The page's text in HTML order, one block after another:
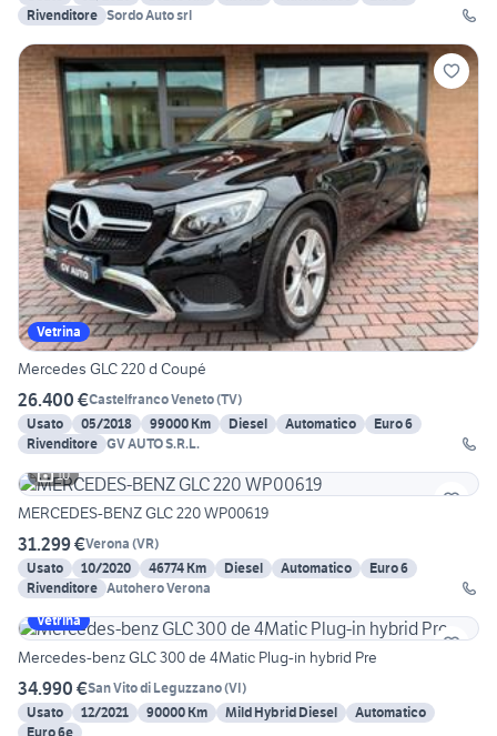
Rivenditore Sordo Auto srl
Vetrina
Mercedes GLC 220 d Coupé
26.400 €Castelfranco Veneto(TV)
Usato
05/2018 99000 Km Diesel Automatico
Euro 6
Rivenditore GV AUTO S.R.L.
10
MERCEDES-BENZ GLC 220 WP00619
31.299 €Verona (VR)
Usato
10/2020 46774 Km Diesel Automatico
Euro 6
Rivenditore Autohero Verona
Vetrina
Mercedes-benz GLC 300 de 4Matic Plug-in hybrid Pre
34.990 €San Vito di Leguzzano(VI)
Usato
12/2021 90000 Km Mild Hybrid Diesel
Automatico
Euro 6e